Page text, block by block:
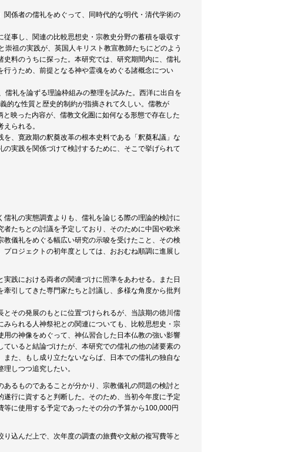
係者の儒礼をめぐって、同時代的な明代・清代学術の
事し、関連の比較思想史・宗教史分野の蓄積を吸収す
祖の実践が、英国人キリスト教宣教師たちにどのよう
料のうちに探った。本研究では、研究期間内に、儒礼
うため、前提となる神や霊魂をめぐる諸概念につい
礼を論ずる理論枠組みの整理を試みた。西洋に出自を
的な性質と歴史的制約が指摘されて久しい。儒教が
映った内容が、儒教文化圏に如何なる形態で存在した
られる。
、寛政期の釈奠改革の根本史料である「釈奠私議」な
実践を関係づけて検討するために、そこで挙げられて
礼の実態調査よりも、儒礼を論じる際の理論的検討に
たちとの討議を予定しており、そのために中国や欧米
儀礼をめぐる幅広い研究の示唆を受けたこと、その検
ロジェクトの初年度としては、おおむね順調に進展し
践における両者の関連づけに照準をあわせる。また日
引してきた専門家たちと討議し、多様な角度から批判
その発展のもとに位置づけられるが、当該期の徳川儒
られる人神祭祀との関連についても、比較思想史・宗
の神像をめぐって、神仏習合した日本仏教の強い影響
いると結論づけたが、本研究での儒礼の他の諸要素の
た、もし成り立たないならば、日本での儒礼の独自な
しつつ追究したい。
るものであることが分かり、宗教儀礼の問題の検討と
行に資すると判断した。そのため、当初今年度に予定
に使用する予定であったその分の予算から100,000円
込んだ上で、次年度の調査の旅費や文献の複写費等と